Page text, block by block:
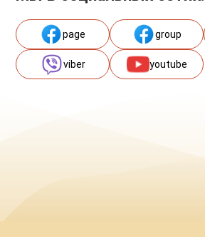
page group
viber youtube